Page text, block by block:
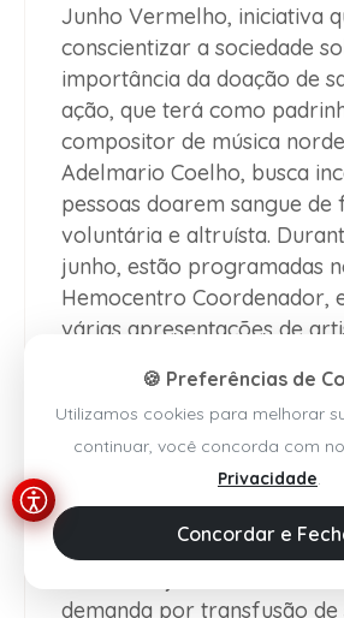
Junho Vermelho, iniciativa
conscientizar a sociedade
importância da doação de
ação, que terá como
compositor de música
Adelmario Coelho, busca
pessoas doarem sangue de
voluntária e altruísta.
junho, estão programadas
Hemocentro Coordenador,
várias apresentações de
doações de sangue,
vários fatores, como maior
infecções respiratórias em
de ondas mais intensas de
aumento de viagens por
escolares e, no Nordeste,
demanda por transfusão de
🍪 Preferências de
Utilizamos cookies para melhorar
continuar, você concorda com
Privacidade.
Concordar e